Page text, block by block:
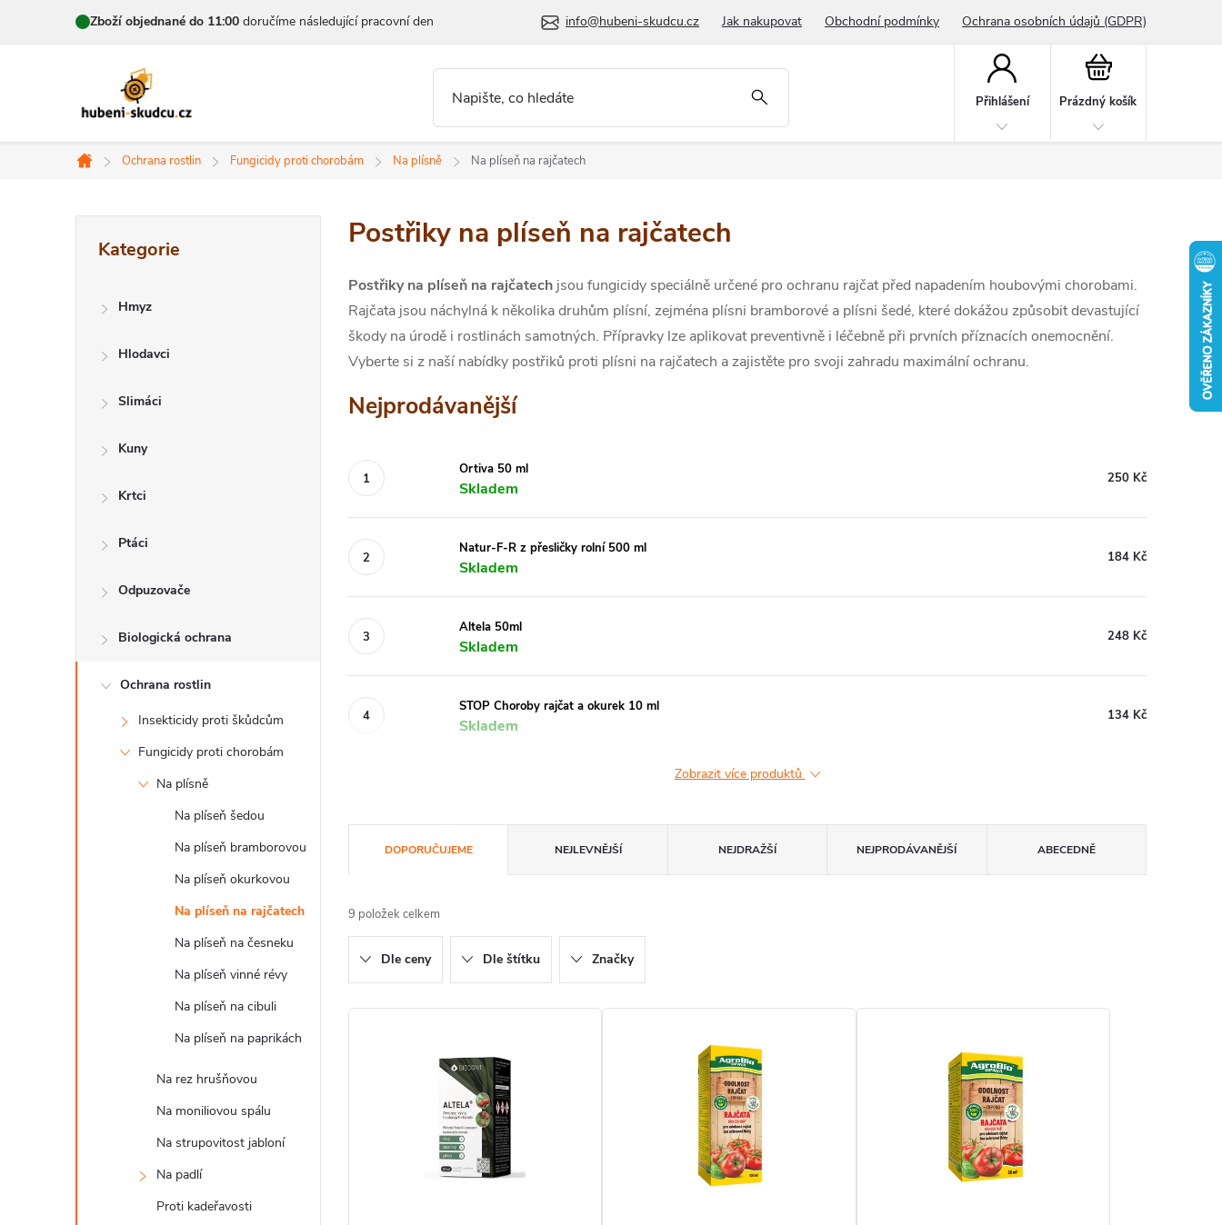
Zboží objednané do 11:00 doručíme následující pracovní den info@hubeni-skudcu.cz Jak nakupovat Obchodní podmínky Ochrana osobních údajů (GDPR)
Přihlášení
Nákupní
Prázdný košík
Domů
Ochrana rostlin Fungicidy proti chorobám Na plísně Na plíseň na rajčatech
e
kategorie
Kategorie
Hmyz
Hlodavci
Slimáci
Kuny
Krtci
Ptáci
Odpuzovače
Biologická ochrana
Ochrana rostlin
Insekticidy proti škůdcům
Fungicidy proti chorobám
Na plísně
Na plíseň šedou
Na plíseň bramborovou
Na plíseň okurkovou
Na plíseň na rajčatech
Na plíseň na česneku
Na plíseň vinné révy
Na plíseň na cibuli
Na plíseň na paprikách
Na rez hrušňovou
Na moniliovou spálu
Na strupovitost jabloní
Na padlí
Proti kadeřavosti
Postřiky na plíseň na rajčatech
Postřiky na plíseň na rajčatech jsou fungicidy speciálně určené pro ochranu rajčat před napadením houbovými chorobami.
Rajčata jsou náchylná k několika druhům plísní, zejména plísni bramborové a plísni šedé, které dokážou způsobit devastující
škody na úrodě i rostlinách samotných. Přípravky lze aplikovat preventivně i léčebně při prvních příznacích onemocnění.
Vyberte si z naší nabídky postřiků proti plísni na rajčatech a zajistěte pro svoji zahradu maximální ochranu.
Nejprodávanější
Ortiva 50 ml
Skladem
250 Kč
Natur-F-R z přesličky rolní 500 ml
Skladem
184 Kč
Altela 50ml
Skladem
248 Kč
STOP Choroby rajčat a okurek 10 ml
Skladem
134 Kč
Zobrazit více produktů
a
z
e
n
í
DOPORUČUJEME NEJLEVNĚJŠÍ NEJDRAŽŠÍ NEJPRODÁVANĚJŠÍ ABECEDNĚ
9 položek celkem
Dle ceny Dle štítku Značky